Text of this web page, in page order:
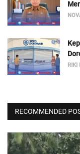
RIKI
RECOMMENDED